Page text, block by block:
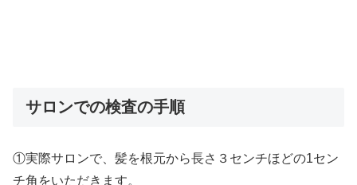
サロンでの検査の手順
①実際サロンで、髪を根元から長さ３センチほどの1セン
チ角をいただきます。